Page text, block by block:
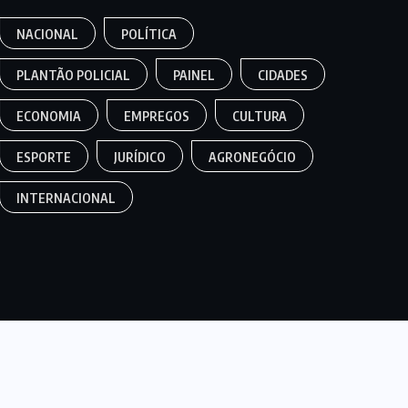
NACIONAL POLÍTICA
PLANTÃO POLICIAL PAINEL CIDADES
ECONOMIA EMPREGOS CULTURA
ESPORTE JURÍDICO AGRONEGÓCIO
INTERNACIONAL